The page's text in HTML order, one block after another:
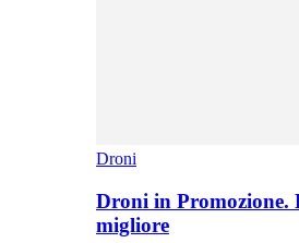
Droni
Droni in Promozione.
migliore